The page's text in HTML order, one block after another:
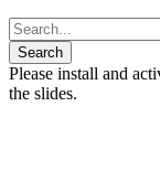
Please install and
the slides.